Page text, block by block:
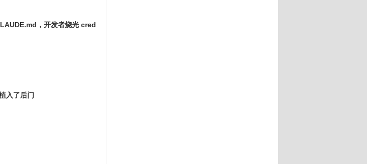
，开发者烧光 cred
入了后门